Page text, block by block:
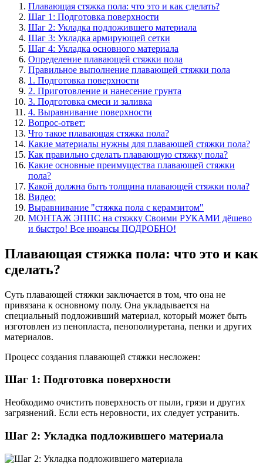
Плавающая стяжка пола: что это и как сделать?
Шаг 1: Подготовка поверхности
Шаг 2: Укладка подложившего материала
Шаг 3: Укладка армирующей сетки
Шаг 4: Укладка основного материала
Определение плавающей стяжки пола
Правильное выполнение плавающей стяжки пола
1. Подготовка поверхности
2. Приготовление и нанесение грунта
3. Подготовка смеси и заливка
4. Выравнивание поверхности
Вопрос-ответ:
Что такое плавающая стяжка пола?
Какие материалы нужны для плавающей стяжки пола?
Как правильно сделать плавающую стяжку пола?
Какие основные преимущества плавающей стяжки
пола?
Какой должна быть толщина плавающей стяжки пола?
Видео:
Выравнивание "стяжка пола с керамзитом"
МОНТАЖ ЭППС на стяжку Своими РУКАМИ дёшево
и быстро! Все нюансы ПОДРОБНО!
Плавающая стяжка пола: что это и как
сделать?
Суть плавающей стяжки заключается в том, что она не
привязана к основному полу. Она укладывается на
специальный подложивший материал, который может быть
изготовлен из пенопласта, пенополиуретана, пенки и других
материалов.
Процесс создания плавающей стяжки несложен:
Шаг 1: Подготовка поверхности
Необходимо очистить поверхность от пыли, грязи и других
загрязнений. Если есть неровности, их следует устранить.
Шаг 2: Укладка подложившего материала